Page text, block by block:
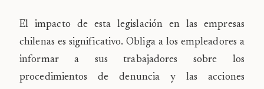
El impacto de esta legislación en las empresas
chilenas es significativo. Obliga a los empleadores a
informar a sus trabajadores sobre los
procedimientos de denuncia y las acciones